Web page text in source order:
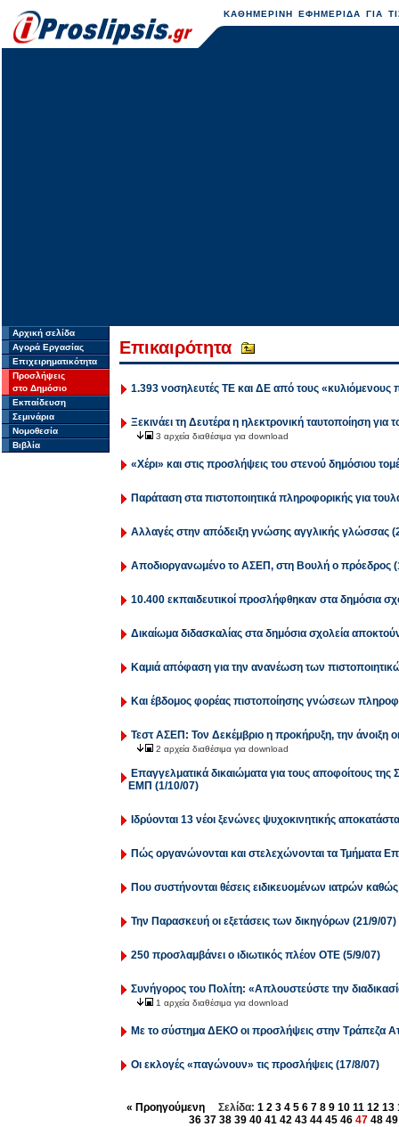
ΚΑΘΗΜΕΡΙΝΗ ΕΦΗΜΕΡΙΔΑ ΓΙΑ
Αρχική σελίδα
Αγορά Εργασίας
Επιχειρηματικότητα
Προσλήψεις
στο Δημόσιο
Εκπαίδευση
Σεμινάρια
Νομοθεσία
Βιβλία
Επικαιρότητα
1.393 νοσηλευτές ΤΕ και ΔΕ από τους
Ξεκινάει τη Δευτέρα η ηλεκτρονική ταυτοποίηση για
3 αρχεία διαθέσιμα για download
«Χέρι» και στις προσλήψεις του στενού δημόσιου
Παράταση στα πιστοποιητικά πληροφορικής για
Αλλαγές στην απόδειξη γνώσης αγγλικής γλώσσας
Αποδιοργανωμένο το ΑΣΕΠ, στη Βουλή ο πρόεδρος
10.400 εκπαιδευτικοί προσλήφθηκαν στα δημόσια
Δικαίωμα διδασκαλίας στα δημόσια σχολεία
Καμιά απόφαση για την ανανέωση των
Και έβδομος φορέας πιστοποίησης γνώσεων
Τεστ ΑΣΕΠ: Τον Δεκέμβριο η προκήρυξη, την άνοιξη
2 αρχεία διαθέσιμα για download
Επαγγελματικά δικαιώματα για τους αποφοίτους
ΕΜΠ (1/10/07)
Ιδρύονται 13 νέοι ξενώνες ψυχοκινητικής
Πώς οργανώνονται και στελεχώνονται τα Τμήματα
Που συστήνονται θέσεις ειδικευομένων ιατρών καθώς
Την Παρασκευή οι εξετάσεις των δικηγόρων (21/9/07)
250 προσλαμβάνει ο ιδιωτικός πλέον ΟΤΕ (5/9/07)
Συνήγορος του Πολίτη: «Απλουστεύστε την
1 αρχεία διαθέσιμα για download
Με το σύστημα ΔΕΚΟ οι προσλήψεις στην Τράπεζα
Οι εκλογές «παγώνουν» τις προσλήψεις (17/8/07)
« ΠροηγούμενηΣελίδα: 1 2 3 4 5 6 7 8 9 10 11 12 13
36 37 38 39 40 41 42 43 44 45 46 47 48 49